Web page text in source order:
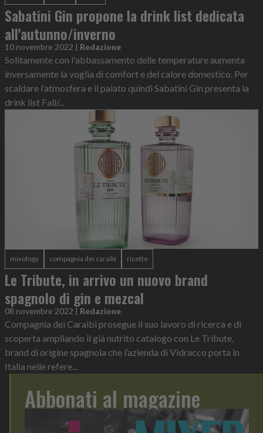
Sabatini Gin propone la drink list dedicata
all'autunno/inverno
10 novembre 2022 | Redazione
Solitamente con l'abbassamento delle temperature aumenta
inversamente la voglia di comfort e del calore domestico. Per
scaldare l’atmosfera e il palato quindi Sabatini Gin presenta la
drink list Fall/...
mixology compagnia dei caraibi ricette
Le Tribute, in arrivo un nuovo brand
spagnolo di gin e mezcal
08 novembre 2022 | Redazione
Compagnia dei Caraibi prosegue il suo lavoro di ricerca e di
scoperta ampliando il già nutrito catalogo con Le Tribute,
brand di origine spagnola che l’azienda di Vidracco porta in
Italia nelle refere...
Abbonati al magazine